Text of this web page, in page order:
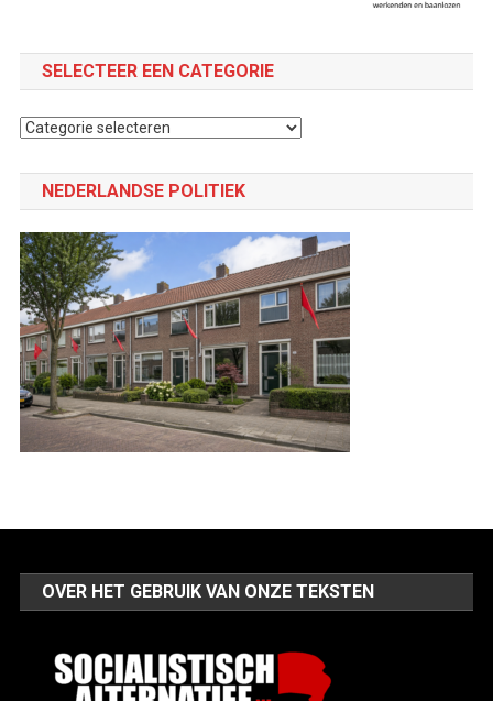
SELECTEER EEN CATEGORIE
Selecteer
categorie
NEDERLANDSE POLITIEK
OVER HET GEBRUIK VAN ONZE TEKSTEN